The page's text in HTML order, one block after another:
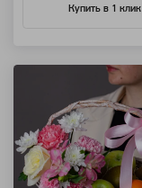
Купить в 1 клик